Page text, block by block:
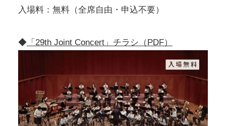
入場料：無料（全席自由・申込不要）
◆「29th Joint Concert」チラシ（PDF）